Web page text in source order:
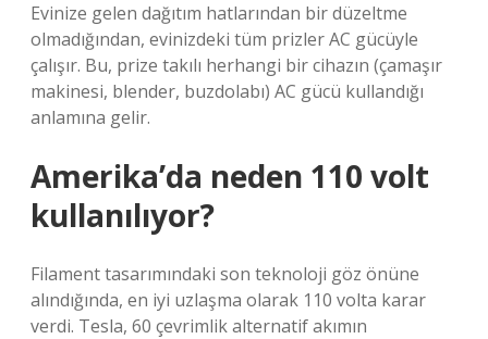
Evinize gelen dağıtım hatlarından bir düzeltme
olmadığından, evinizdeki tüm prizler AC gücüyle
çalışır. Bu, prize takılı herhangi bir cihazın (çamaşır
makinesi, blender, buzdolabı) AC gücü kullandığı
anlamına gelir.
Amerika’da neden 110 volt
kullanılıyor?
Filament tasarımındaki son teknoloji göz önüne
alındığında, en iyi uzlaşma olarak 110 volta karar
verdi. Tesla, 60 çevrimlik alternatif akımın